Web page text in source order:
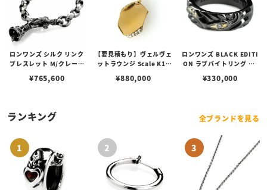
ロンワンズ シルク リンク
ブレスレット M/クレーン
¥765,600
【要見積もり】ヴェルヴェ
ットラウンジ Scale K18
ント ダイヤモンド
¥880,000
ロンワンズ BLACK EDITI
ON ラブバイトリング w/
18イエローゴールドアイ
¥330,000
ランキング 全ブランドを見る